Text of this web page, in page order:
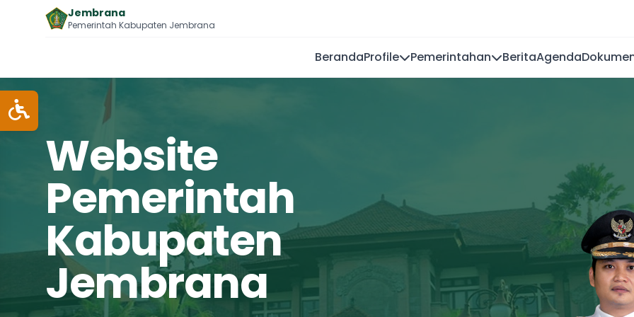
Jembrana
Pemerintah Kabupaten Jembrana
BerandaProfile Pemerintahan BeritaAgenda
Website
Pemerintah
Kabupaten
Jembrana